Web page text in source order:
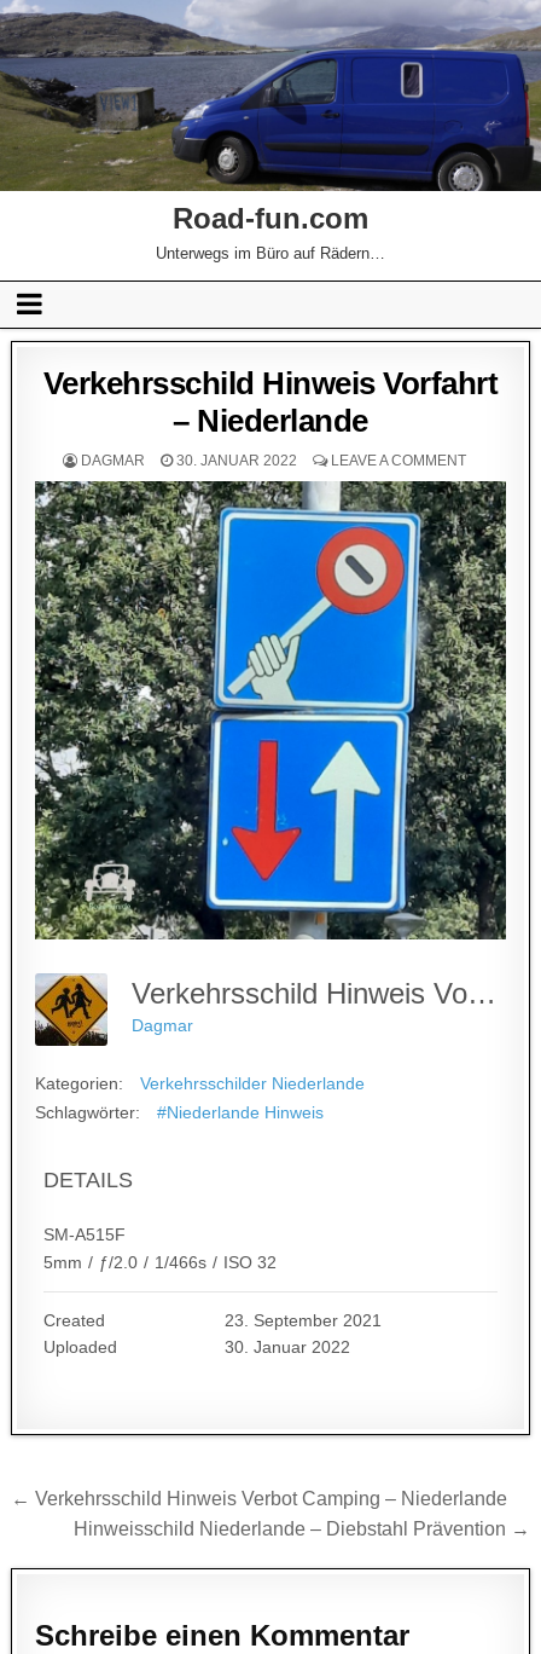
Road-fun.com
Unterwegs im Büro auf Rädern…
Verkehrsschild Hinweis Vorfahrt
– Niederlande
DAGMAR 30. JANUAR 2022 LEAVE A COMMENT
Verkehrsschild Hinweis Vorfahrt - Niederlande
Dagmar
Kategorien:
Verkehrsschilder Niederlande
Schlagwörter:
#Niederlande Hinweis
DETAILS
SM-A515F
5mm / ƒ/2.0 / 1/466s / ISO 32
Created
23. September 2021
Uploaded
30. Januar 2022
Beitragsnavigation
← Verkehrsschild Hinweis Verbot Camping – Niederlande
Hinweisschild Niederlande – Diebstahl Prävention →
Schreibe einen Kommentar